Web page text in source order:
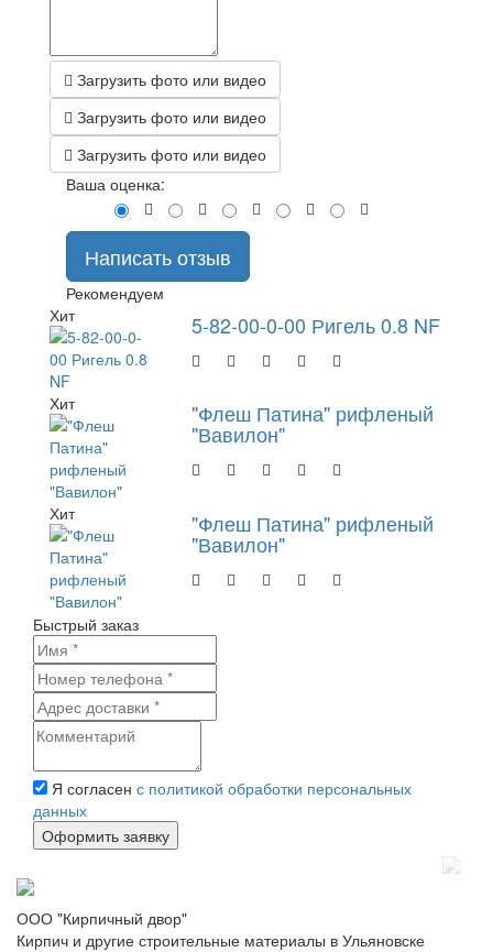
Загрузить фото или видео
Загрузить фото или видео
Загрузить фото или видео
Ваша оценка:
Написать отзыв
Рекомендуем
Хит
5-82-00-0-00 Ригель 0.8 NF
Хит "Флеш Патина" рифленый
"Вавилон"
Хит "Флеш Патина" рифленый
"Вавилон"
Быстрый заказ
Я согласен с политикой обработки персональных
данных
ООО "Кирпичный двор"
Кирпич и другие строительные материалы в Ульяновске